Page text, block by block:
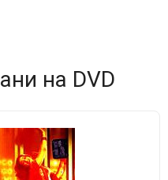
на DVD